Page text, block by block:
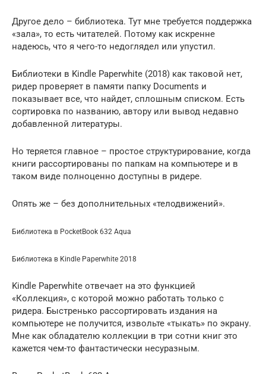
Другое дело – библиотека. Тут мне требуется поддержка
«зала», то есть читателей. Потому как искренне
надеюсь, что я чего-то недоглядел или упустил.
Библиотеки в Kindle Paperwhite (2018) как таковой нет,
ридер проверяет в памяти папку Documents и
показывает все, что найдет, сплошным списком. Есть
сортировка по названию, автору или вывод недавно
добавленной литературы.
Но теряется главное – простое структурирование, когда
книги рассортированы по папкам на компьютере и в
таком виде полноценно доступны в ридере.
Опять же – без дополнительных «телодвижений».
Библиотека в PocketBook 632 Aqua
Библиотека в Kindle Paperwhite 2018
Kindle Paperwhite отвечает на это функцией
«Коллекция», с которой можно работать только с
ридера. Быстренько рассортировать издания на
компьютере не получится, извольте «тыкать» по экрану.
Мне как обладателю коллекции в три сотни книг это
кажется чем-то фантастически несуразным.